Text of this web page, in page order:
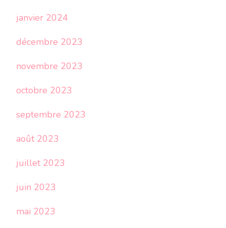
janvier 2024
décembre 2023
novembre 2023
octobre 2023
septembre 2023
août 2023
juillet 2023
juin 2023
mai 2023